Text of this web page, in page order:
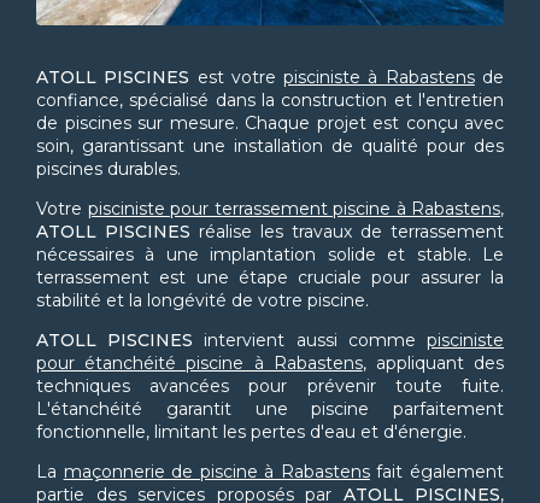
ATOLL PISCINES est votrepisciniste à Rabastensde
confiance, spécialisé dans la construction et l'entretien
de piscines sur mesure. Chaque projet est conçu avec
soin, garantissant une installation de qualité pour des
piscines durables.
Votre pisciniste pour terrassement piscine à Rabastens,
ATOLL PISCINES réalise les travaux de terrassement
nécessaires à une implantation solide et stable. Le
terrassement est une étape cruciale pour assurer la
stabilité et la longévité de votre piscine.
ATOLL PISCINES intervient aussi commepisciniste
pour étanchéité piscine à Rabastens, appliquant des
techniques avancées pour prévenir toute fuite.
L'étanchéité garantit une piscine parfaitement
fonctionnelle, limitant les pertes d'eau et d'énergie.
La maçonnerie de piscine à Rabastensfait également
partie des services proposés par ATOLL PISCINES,